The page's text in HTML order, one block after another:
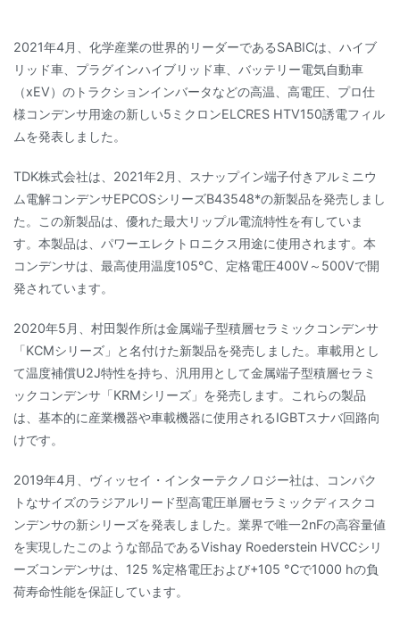
2021年4月、化学産業の世界的リーダーであるSABICは、ハイブ
リッド車、プラグインハイブリッド車、バッテリー電気自動車
（xEV）のトラクションインバータなどの高温、高電圧、プロ仕
様コンデンサ用途の新しい5ミクロンELCRES HTV150誘電フィル
ムを発表しました。
TDK株式会社は、2021年2月、スナップイン端子付きアルミニウ
ム電解コンデンサEPCOSシリーズB43548*の新製品を発売しまし
た。この新製品は、優れた最大リップル電流特性を有していま
す。本製品は、パワーエレクトロニクス用途に使用されます。本
コンデンサは、最高使用温度105℃、定格電圧400V～500Vで開
発されています。
2020年5月、村田製作所は金属端子型積層セラミックコンデンサ
「KCMシリーズ」と名付けた新製品を発売しました。車載用とし
て温度補償U2J特性を持ち、汎用用として金属端子型積層セラミ
ックコンデンサ「KRMシリーズ」を発売します。これらの製品
は、基本的に産業機器や車載機器に使用されるIGBTスナバ回路向
けです。
2019年4月、ヴィッセイ・インターテクノロジー社は、コンパク
トなサイズのラジアルリード型高電圧単層セラミックディスクコ
ンデンサの新シリーズを発表しました。業界で唯一2nFの高容量値
を実現したこのような部品であるVishay Roederstein HVCCシリ
ーズコンデンサは、125 %定格電圧および+105 °Cで1000 hの負
荷寿命性能を保証しています。